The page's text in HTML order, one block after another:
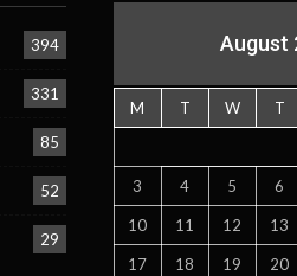
394
331
85
52
29
August
M T W T
3 4 5 6
10 11 12 13
17 18 19 20